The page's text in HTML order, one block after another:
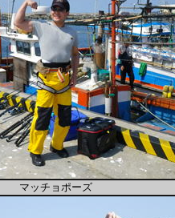
マッチョポーズ